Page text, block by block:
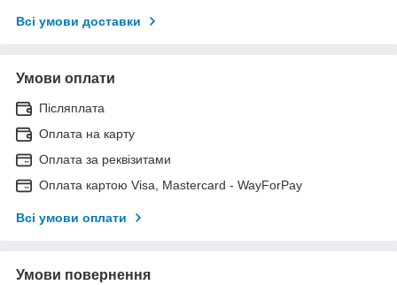
Всі умови доставки
Умови оплати
Післяплата
Оплата на карту
Оплата за реквізитами
Оплата картою Visa, Mastercard - WayForPay
Всі умови оплати
Умови повернення